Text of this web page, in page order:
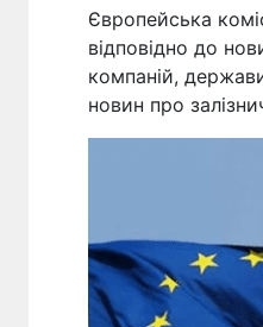
Європейська
відповідно до
компаній,
новин про